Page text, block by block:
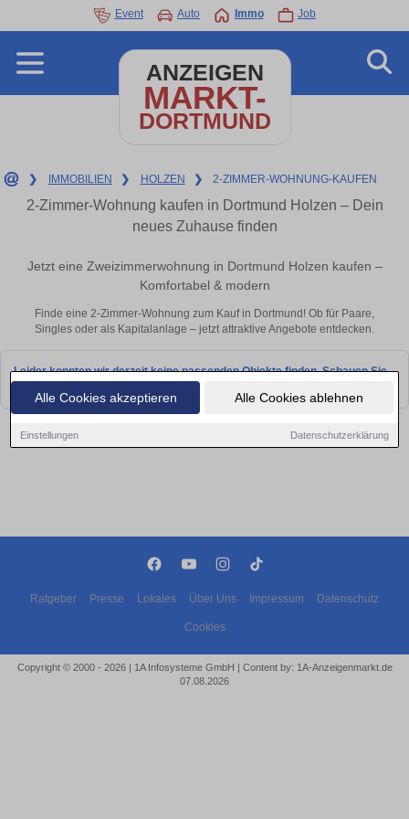
Alle Cookies akzeptieren Alle Cookies ablehnen
Einstellungen Datenschutzerklärung
Event Auto Immo Job
ANZEIGEN
MARKT-
DORTMUND
❯ IMMOBILIEN ❯ HOLZEN ❯ 2-ZIMMER-WOHNUNG-KAUFEN
2-Zimmer-Wohnung kaufen in Dortmund Holzen – Dein
neues Zuhause finden
Jetzt eine Zweizimmerwohnung in Dortmund Holzen kaufen –
Komfortabel & modern
Finde eine 2-Zimmer-Wohnung zum Kauf in Dortmund! Ob für Paare,
Singles oder als Kapitalanlage – jetzt attraktive Angebote entdecken.
Leider konnten wir derzeit keine passenden Objekte finden. Schauen Sie
Ratgeber Presse Lokales Über Uns Impressum Datenschutz
Cookies
Copyright © 2000 - 2026 | 1A Infosysteme GmbH | Content by: 1A-Anzeigenmarkt.de
07.08.2026